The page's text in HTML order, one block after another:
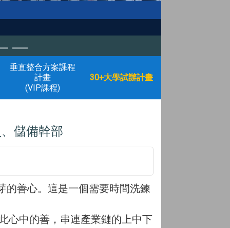
垂直整合方案課程
計畫
(VIP課程)
30+大學試辦計畫
儲備幹部
的善心。這是一個需要時間洗鍊
心中的善，串連產業鏈的上中下